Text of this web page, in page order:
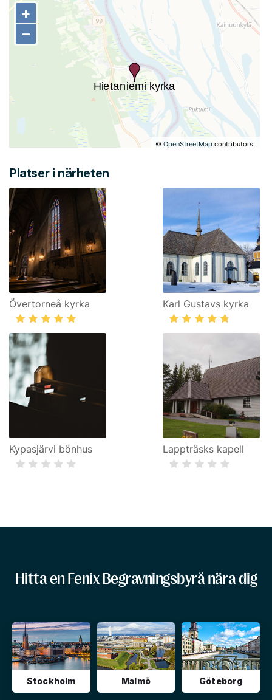
+
−
©OpenStreetMap contributors.
+
−
Platser i närheten
Övertorneå kyrka Karl Gustavs kyrka
Kypasjärvi bönhus Lappträsks kapell
Hitta en Fenix Begravningsbyrå nära dig
Stockholm Malmö Göteborg